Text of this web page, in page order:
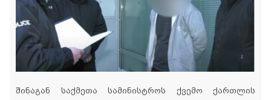
შინაგან საქმეთა სამინისტროს ქვემო ქართლის